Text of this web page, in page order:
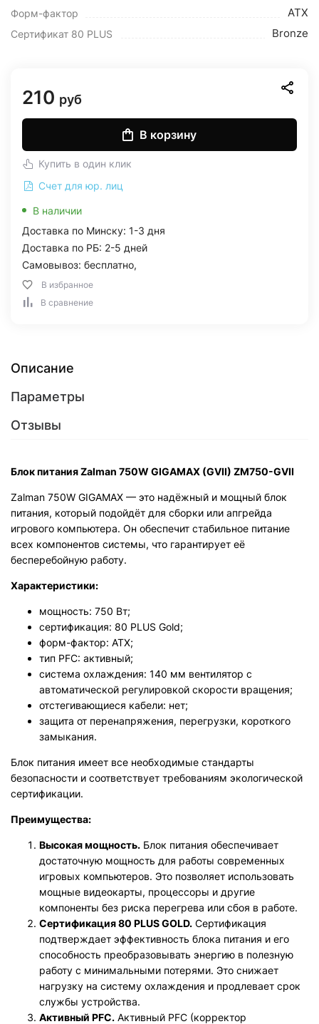
Форм-фактор ATX
Сертификат 80 PLUS Bronze
210 руб
В корзину
Купить в один клик
Счет для юр. лиц
В наличии
Доставка по Минску: 1-3 дня
Доставка по РБ: 2-5 дней
Самовывоз: бесплатно,
В избранное
В сравнение
Описание
Параметры
Отзывы
Блок питания Zalman 750W GIGAMAX (GVII) ZM750-GVII
Zalman 750W GIGAMAX — это надёжный и мощный блок
питания, который подойдёт для сборки или апгрейда
игрового компьютера. Он обеспечит стабильное питание
всех компонентов системы, что гарантирует её
бесперебойную работу.
Характеристики:
мощность: 750 Вт;
сертификация: 80 PLUS Gold;
форм-фактор: ATX;
тип PFC: активный;
система охлаждения: 140 мм вентилятор с
автоматической регулировкой скорости вращения;
отстегивающиеся кабели: нет;
защита от перенапряжения, перегрузки, короткого
замыкания.
Блок питания имеет все необходимые стандарты
безопасности и соответствует требованиям экологической
сертификации.
Преимущества:
Высокая мощность. Блок питания обеспечивает
достаточную мощность для работы современных
игровых компьютеров. Это позволяет использовать
мощные видеокарты, процессоры и другие
компоненты без риска перегрева или сбоя в работе.
Сертификация 80 PLUS GOLD. Сертификация
подтверждает эффективность блока питания и его
способность преобразовывать энергию в полезную
работу с минимальными потерями. Это снижает
нагрузку на систему охлаждения и продлевает срок
службы устройства.
Активный PFC. Активный PFC (корректор